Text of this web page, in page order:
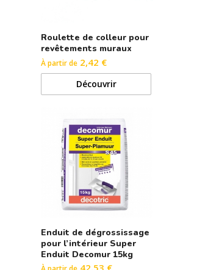
Roulette de colleur pour
revêtements muraux
À partir de 2,42 €
Découvrir
Enduit de dégrossissage
pour l’intérieur Super
Enduit Decomur 15kg
42,53 €